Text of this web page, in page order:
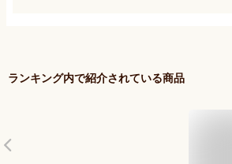
ランキング内で紹介されている商品